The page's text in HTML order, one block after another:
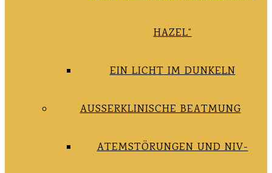
HAZEL“
EIN LICHT IM DUNKELN
AUSSERKLINISCHE BEATMUNG
ATEMSTÖRUNGEN UND NIV-